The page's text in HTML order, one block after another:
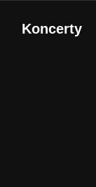
Koncerty